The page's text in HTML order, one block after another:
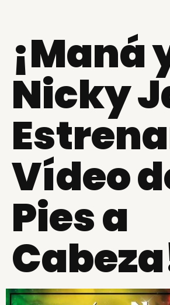
¡Maná
Nicky
Vídeo
Pies a